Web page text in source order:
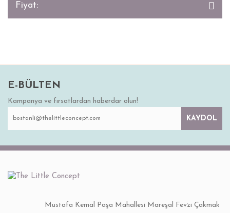
Fiyat:
E-BÜLTEN
Kampanya ve fırsatlardan haberdar olun!
KAYDOL
Mustafa Kemal Paşa Mahallesi Mareşal Fevzi Çakmak